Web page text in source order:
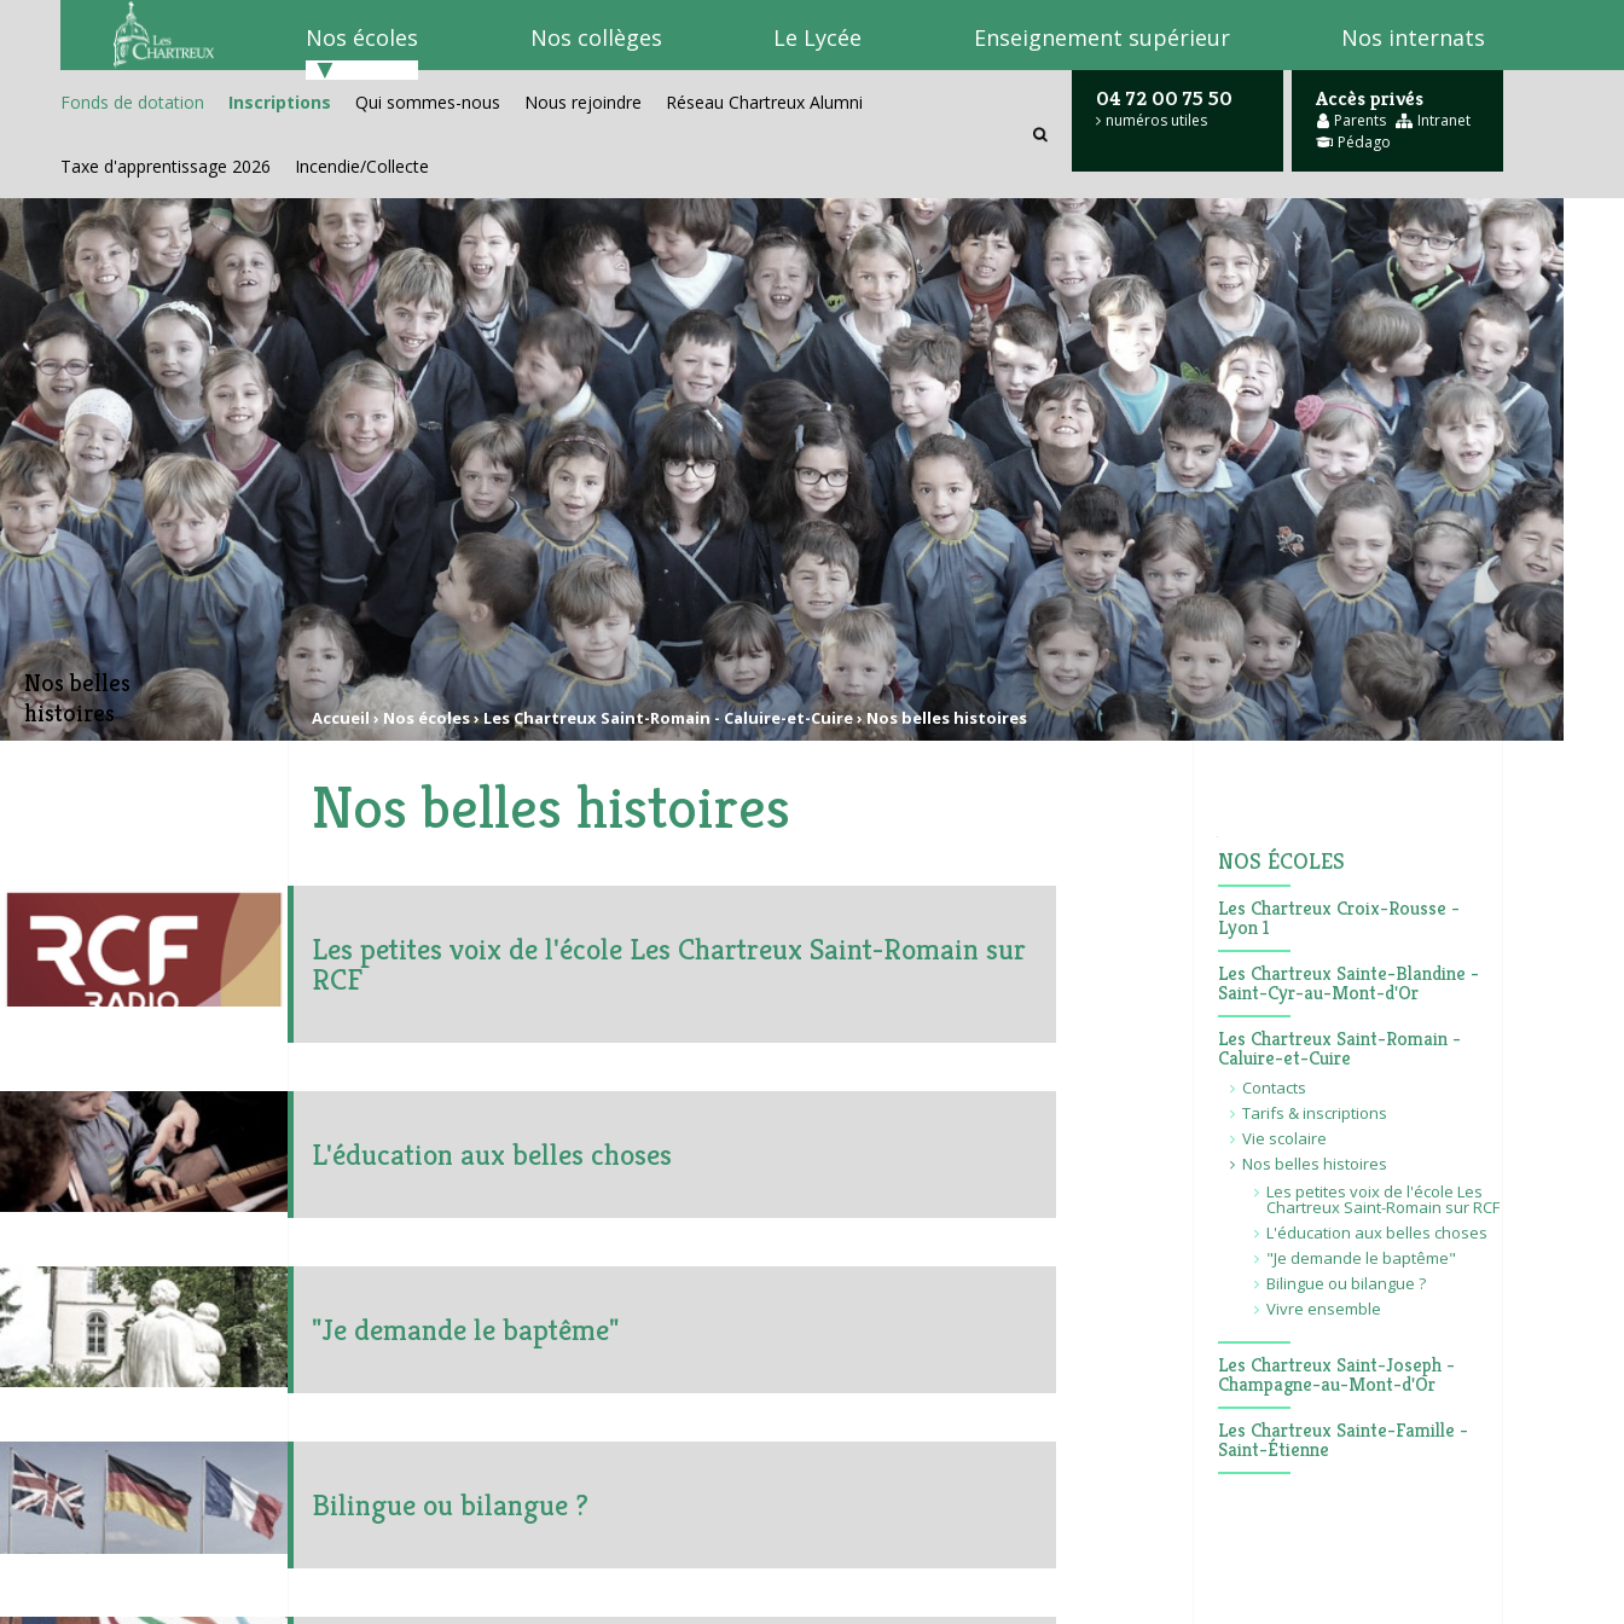
Nos écoles Nos collèges Le Lycée Enseignement supérieur Nos internats
04 72 00 75 50
numéros utiles
Accès privés
Parents
Intranet
Pédago
Fonds de dotation Inscriptions Qui sommes-nous Nous rejoindre Réseau Chartreux Alumni
Taxe d'apprentissage 2026 Incendie/Collecte
Accueil › Nos écoles›Les Chartreux Saint-Romain - Caluire-et-Cuire›Nos belles histoires
Nos belles
histoires
Nos belles histoires
Les petites voix de l'école Les Chartreux Saint-Romain sur
RCF
L'éducation aux belles choses
"Je demande le baptême"
Bilingue ou bilangue ?
Navigation
NOS ÉCOLES
Les Chartreux Croix-Rousse -
Lyon 1
Les Chartreux Sainte-Blandine -
Saint-Cyr-au-Mont-d'Or
Les Chartreux Saint-Romain -
Caluire-et-Cuire
Contacts
Tarifs & inscriptions
Vie scolaire
Nos belles histoires
Les petites voix de l'école Les
Chartreux Saint-Romain sur RCF
L'éducation aux belles choses
"Je demande le baptême"
Bilingue ou bilangue ?
Vivre ensemble
Les Chartreux Saint-Joseph -
Champagne-au-Mont-d'Or
Les Chartreux Sainte-Famille -
Saint-Étienne